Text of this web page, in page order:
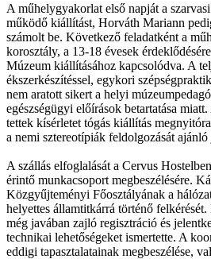
A műhelygyakorlat első napját a
működő kiállítást, Horváth Mariann
számolt be. Következő feladatként a
korosztály, a 13-18 évesek
Múzeum kiállításához kapcsolódva. A
ékszerkészítéssel, egykori
nem aratott sikert a helyi
egészségügyi előírások betartatása
tettek kísérletet tógás kiállítás
a nemi sztereotípiák feldolgozását ajánló
A szállás elfoglalását a Cervus
érintő munkacsoport megbeszélésére.
Közgyűjteményi Főosztályának a
helyettes államtitkárrá történő
még javában zajló regisztráció és
technikai lehetőségeket ismertette. A
eddigi tapasztalatainak megbeszélése,